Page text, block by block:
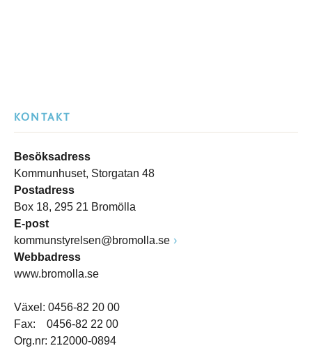
KONTAKT
Besöksadress
Kommunhuset, Storgatan 48
Postadress
Box 18, 295 21 Bromölla
E-post
kommunstyrelsen@bromolla.se
Webbadress
www.bromolla.se
Växel: 0456-82 20 00
Fax: 0456-82 22 00
Org.nr: 212000-0894